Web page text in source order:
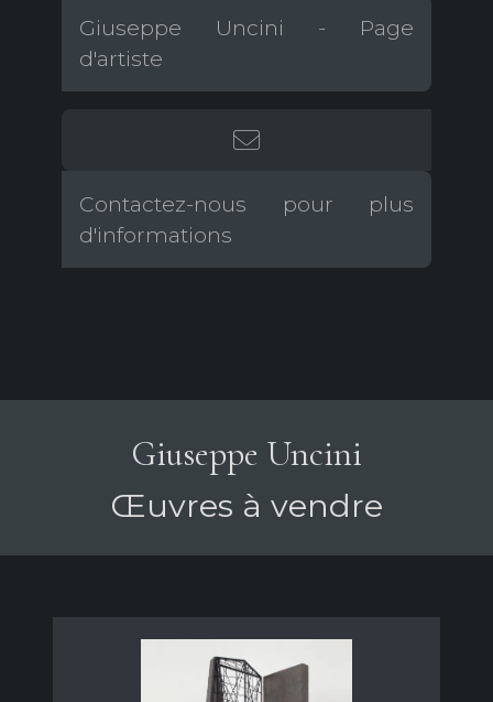
Giuseppe Uncini - Page
d'artiste
Contactez-nous pour plus
d'informations
Giuseppe Uncini
Œuvres à vendre